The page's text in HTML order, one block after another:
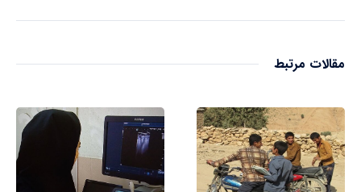
مقالات مرتبط